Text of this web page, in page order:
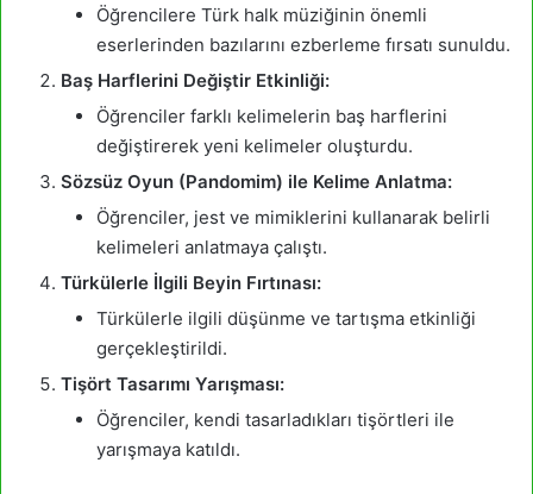
Öğrencilere Türk halk müziğinin önemli
eserlerinden bazılarını ezberleme fırsatı sunuldu.
Baş Harflerini Değiştir Etkinliği:
Öğrenciler farklı kelimelerin baş harflerini
değiştirerek yeni kelimeler oluşturdu.
Sözsüz Oyun (Pandomim) ile Kelime Anlatma:
Öğrenciler, jest ve mimiklerini kullanarak belirli
kelimeleri anlatmaya çalıştı.
Türkülerle İlgili Beyin Fırtınası:
Türkülerle ilgili düşünme ve tartışma etkinliği
gerçekleştirildi.
Tişört Tasarımı Yarışması:
Öğrenciler, kendi tasarladıkları tişörtleri ile
yarışmaya katıldı.